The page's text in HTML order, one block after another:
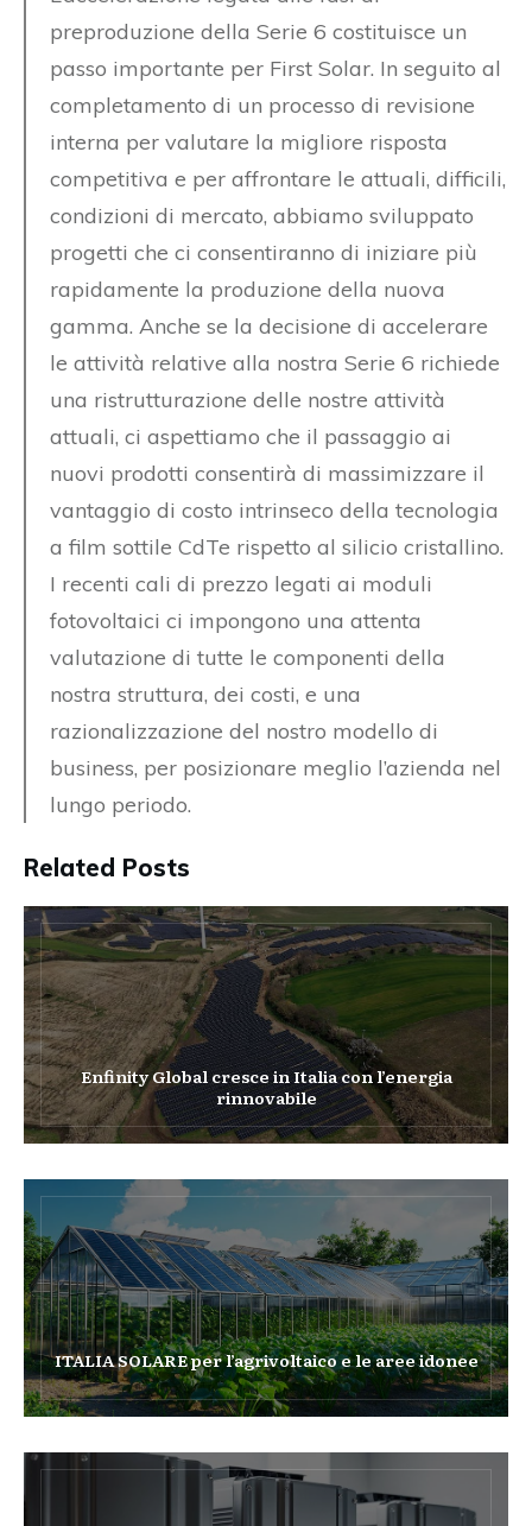
preproduzione della Serie 6 costituisce un
passo importante per First Solar. In seguito al
completamento di un processo di revisione
interna per valutare la migliore risposta
competitiva e per affrontare le attuali, difficili,
condizioni di mercato, abbiamo sviluppato
progetti che ci consentiranno di iniziare più
rapidamente la produzione della nuova
gamma. Anche se la decisione di accelerare
le attività relative alla nostra Serie 6 richiede
una ristrutturazione delle nostre attività
attuali, ci aspettiamo che il passaggio ai
nuovi prodotti consentirà di massimizzare il
vantaggio di costo intrinseco della tecnologia
a film sottile CdTe rispetto al silicio cristallino.
I recenti cali di prezzo legati ai moduli
fotovoltaici ci impongono una attenta
valutazione di tutte le componenti della
nostra struttura, dei costi, e una
razionalizzazione del nostro modello di
business, per posizionare meglio l’azienda nel
lungo periodo.
Related Posts
Enfinity Global cresce in Italia con l’energia
rinnovabile
ITALIA SOLARE per l’agrivoltaico e le aree idonee